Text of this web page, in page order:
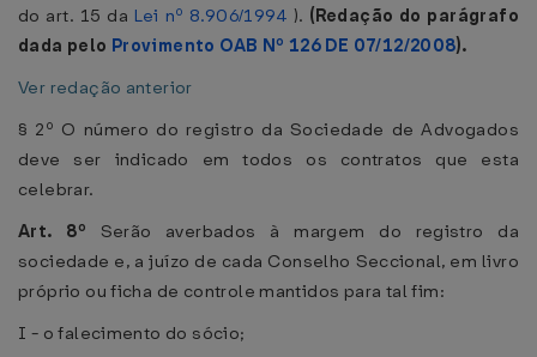
do art. 15 da Lei nº 8.906/1994 ). (Redação do parágrafo
dada pelo Provimento OAB Nº 126 DE 07/12/2008).
Ver redação anterior
§ 2º O número do registro da Sociedade de Advogados
deve ser indicado em todos os contratos que esta
celebrar.
Art. 8º Serão averbados à margem do registro da
sociedade e, a juízo de cada Conselho Seccional, em livro
próprio ou ficha de controle mantidos para tal fim:
I - o falecimento do sócio;